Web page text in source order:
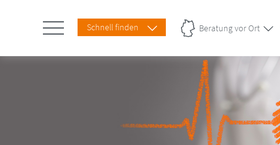
Schnell finden Beratung vor Ort